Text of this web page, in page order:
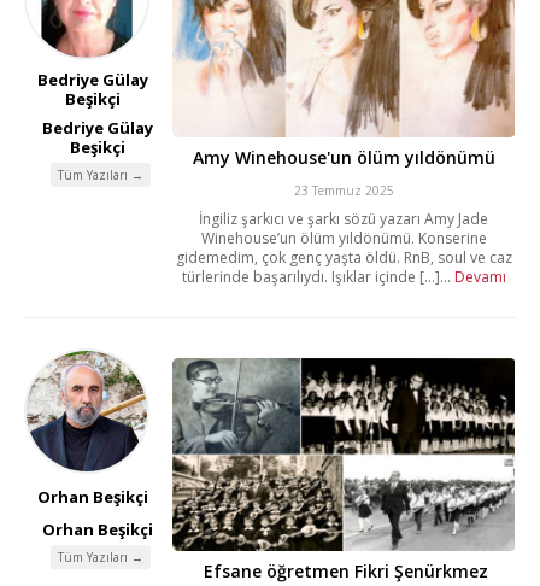
Bedriye Gülay
Beşikçi
Bedriye Gülay
Beşikçi
Tüm Yazıları →
Amy Winehouse'un ölüm yıldönümü
23 Temmuz 2025
İngiliz şarkıcı ve şarkı sözü yazarı Amy Jade
Winehouse’un ölüm yıldönümü. Konserine
gidemedim, çok genç yaşta öldü. RnB, soul ve caz
türlerinde başarılıydı. Işıklar içinde [...]... Devamı
Orhan Beşikçi
Orhan Beşikçi
Tüm Yazıları →
Efsane öğretmen Fikri Şenürkmez